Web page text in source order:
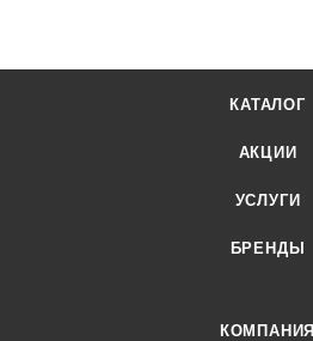
КАТАЛОГ
АКЦИИ
УСЛУГИ
БРЕНДЫ
КОМПАНИЯ